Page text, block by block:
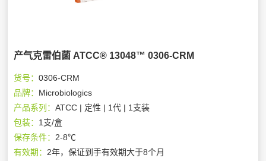
产气克雷伯菌 ATCC® 13048™ 0306-CRM
货号：0306-CRM
品牌： Microbiologics
产品系列：ATCC | 定性 | 1代 | 1支装
包装： 1支/盒
保存条件： 2-8℃
有效期： 2年，保证到手有效期大于8个月